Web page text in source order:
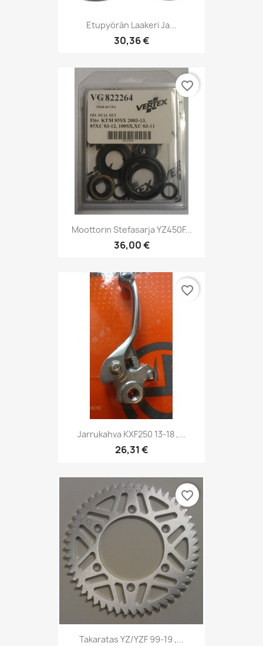
Etupyörän Laakeri Ja...
30,36 €
Moottorin Stefasarja YZ450F...
36,00 €
favorite_border
Jarrukahva KXF250 13-18 ,...
26,31 €
favorite_border
Takaratas YZ/YZF 99-19 ,...
favorite_border